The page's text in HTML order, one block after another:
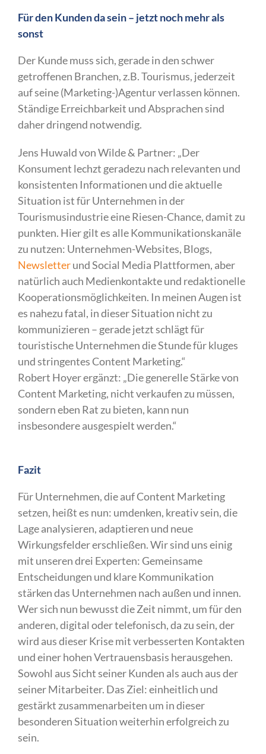
Für den Kunden da sein – jetzt noch mehr als
sonst
Der Kunde muss sich, gerade in den schwer
getroffenen Branchen, z.B. Tourismus, jederzeit
auf seine (Marketing-)Agentur verlassen können.
Ständige Erreichbarkeit und Absprachen sind
daher dringend notwendig.
Jens Huwald von Wilde & Partner: „Der
Konsument lechzt geradezu nach relevanten und
konsistenten Informationen und die aktuelle
Situation ist für Unternehmen in der
Tourismusindustrie eine Riesen-Chance, damit zu
punkten. Hier gilt es alle Kommunikationskanäle
zu nutzen: Unternehmen-Websites, Blogs,
Newsletterund Social Media Plattformen, aber
natürlich auch Medienkontakte und redaktionelle
Kooperationsmöglichkeiten. In meinen Augen ist
es nahezu fatal, in dieser Situation nicht zu
kommunizieren – gerade jetzt schlägt für
touristische Unternehmen die Stunde für kluges
und stringentes Content Marketing.“
Robert Hoyer ergänzt: „Die generelle Stärke von
Content Marketing, nicht verkaufen zu müssen,
sondern eben Rat zu bieten, kann nun
insbesondere ausgespielt werden.“
Fazit
Für Unternehmen, die auf Content Marketing
setzen, heißt es nun: umdenken, kreativ sein, die
Lage analysieren, adaptieren und neue
Wirkungsfelder erschließen. Wir sind uns einig
mit unseren drei Experten: Gemeinsame
Entscheidungen und klare Kommunikation
stärken das Unternehmen nach außen und innen.
Wer sich nun bewusst die Zeit nimmt, um für den
anderen, digital oder telefonisch, da zu sein, der
wird aus dieser Krise mit verbesserten Kontakten
und einer hohen Vertrauensbasis herausgehen.
Sowohl aus Sicht seiner Kunden als auch aus der
seiner Mitarbeiter. Das Ziel: einheitlich und
gestärkt zusammenarbeiten um in dieser
besonderen Situation weiterhin erfolgreich zu
sein.